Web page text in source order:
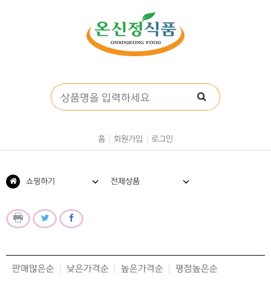
홈 회원가입 로그인
전체상품
쇼핑하기
판매많은순 낮은가격순 높은가격순 평점높은순